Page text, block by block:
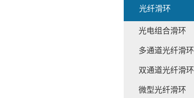
光纤滑环
光电组合滑环
多通道光纤滑环
双通道光纤滑环
微型光纤滑环